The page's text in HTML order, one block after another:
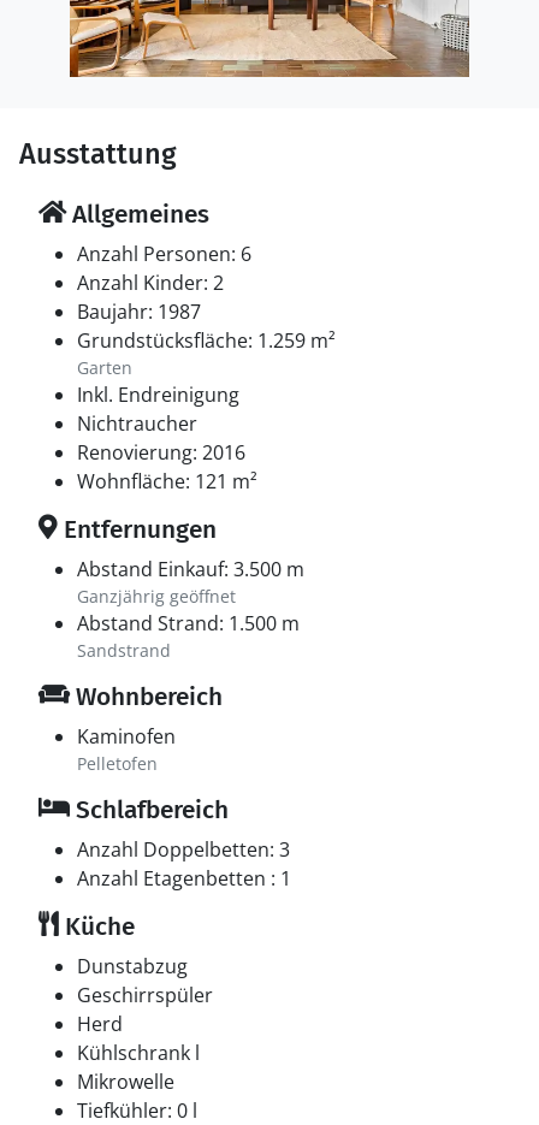
Ausstattung
Allgemeines
Anzahl Personen: 6
Anzahl Kinder: 2
Baujahr: 1987
Grundstücksfläche: 1.259 m²
Garten
Inkl. Endreinigung
Nichtraucher
Renovierung: 2016
Wohnfläche: 121 m²
Entfernungen
Abstand Einkauf: 3.500 m
Ganzjährig geöffnet
Abstand Strand: 1.500 m
Sandstrand
Wohnbereich
Kaminofen
Pelletofen
Schlafbereich
Anzahl Doppelbetten: 3
Anzahl Etagenbetten : 1
Küche
Dunstabzug
Geschirrspüler
Herd
Kühlschrank l
Mikrowelle
Tiefkühler: 0 l